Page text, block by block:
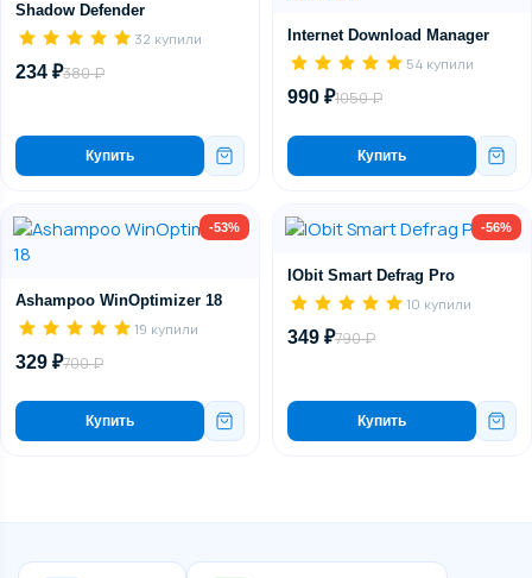
Shadow Defender
32 купили
234 ₽380 ₽
Купить
Internet Download Manager
54 купили
990 ₽1050 ₽
Купить
-53%
Ashampoo WinOptimizer 18
19 купили
329 ₽700 ₽
Купить
-56%
IObit Smart Defrag Pro
10 купили
349 ₽790 ₽
Купить